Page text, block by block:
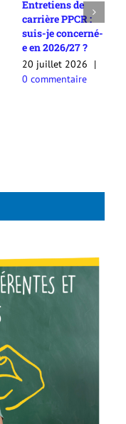
Entretiens de
carrière PPCR :
suis-je concerné-
e en 2026/27 ?
20 juillet 2026
|
0 commentaire